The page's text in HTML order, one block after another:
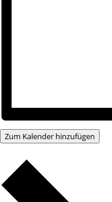
Zum Kalender hinzufügen